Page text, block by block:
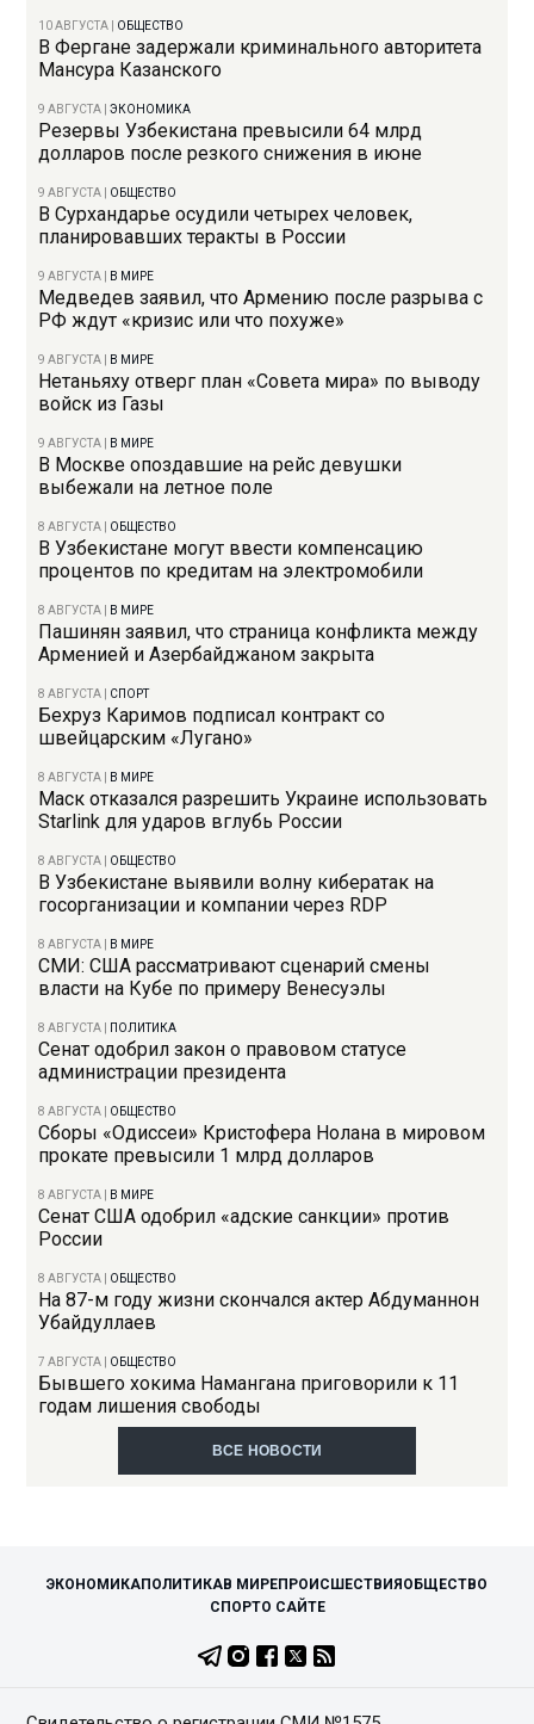
10 АВГУСТА ОБЩЕСТВО
В Фергане задержали криминального авторитета
Мансура Казанского
9 АВГУСТА |ЭКОНОМИКА
Резервы Узбекистана превысили 64 млрд
долларов после резкого снижения в июне
9 АВГУСТА ОБЩЕСТВО
В Сурхандарье осудили четырех человек,
планировавших теракты в России
9 АВГУСТА В МИРЕ
Медведев заявил, что Армению после разрыва с
РФ ждут «кризис или что похуже»
9 АВГУСТА В МИРЕ
Нетаньяху отверг план «Совета мира» по выводу
войск из Газы
9 АВГУСТА В МИРЕ
В Москве опоздавшие на рейс девушки
выбежали на летное поле
8 АВГУСТА ОБЩЕСТВО
В Узбекистане могут ввести компенсацию
процентов по кредитам на электромобили
8 АВГУСТА В МИРЕ
Пашинян заявил, что страница конфликта между
Арменией и Азербайджаном закрыта
8 АВГУСТА СПОРТ
Бехруз Каримов подписал контракт со
швейцарским «Лугано»
8 АВГУСТА В МИРЕ
Маск отказался разрешить Украине использовать
Starlink для ударов вглубь России
8 АВГУСТА ОБЩЕСТВО
В Узбекистане выявили волну кибератак на
госорганизации и компании через RDP
8 АВГУСТА В МИРЕ
СМИ: США рассматривают сценарий смены
власти на Кубе по примеру Венесуэлы
8 АВГУСТА ПОЛИТИКА
Сенат одобрил закон о правовом статусе
администрации президента
8 АВГУСТА ОБЩЕСТВО
Сборы «Одиссеи» Кристофера Нолана в мировом
прокате превысили 1 млрд долларов
8 АВГУСТА В МИРЕ
Сенат США одобрил «адские санкции» против
России
8 АВГУСТА ОБЩЕСТВО
На 87-м году жизни скончался актер Абдуманнон
Убайдуллаев
7 АВГУСТА ОБЩЕСТВО
Бывшего хокима Намангана приговорили к 11
годам лишения свободы
ВСЕ НОВОСТИ
ЭКОНОМИКАПОЛИТИКАВ МИРЕПРОИСШЕСТВИЯ ОБЩЕСТВО
СПОРТО САЙТЕ